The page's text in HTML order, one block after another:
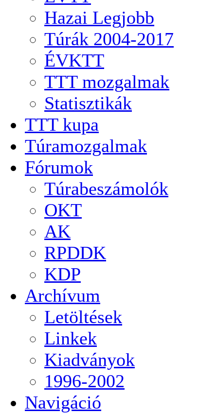
Hazai Legjobb
Túrák 2004-2017
ÉVKTT
TTT mozgalmak
Statisztikák
TTT kupa
Túramozgalmak
Fórumok
Túrabeszámolók
OKT
AK
RPDDK
KDP
Archívum
Letöltések
Linkek
Kiadványok
1996-2002
Navigáció